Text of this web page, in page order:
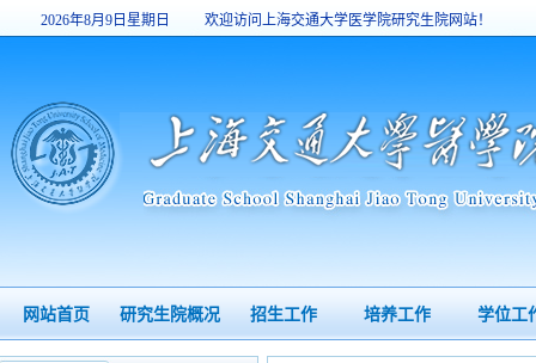
网站首页 研究生院概况 招生工作 培养工作 学位工
2026年8月9日星期日
7:40:23
欢迎访问上海交通大学医学院研究生院网站！